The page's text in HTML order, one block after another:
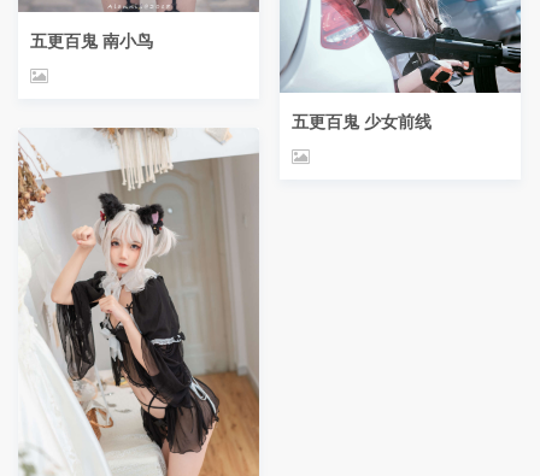
五更百鬼 南小鸟
五更百鬼 少女前线